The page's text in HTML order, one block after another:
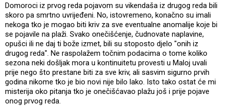
Domoroci iz prvog reda pojavom su vikendaša iz drugog reda bili
skoro pa smrtno uvrijeđeni. No, istovremeno, konačno su imali
nekoga tko je mogao biti kriv za sve eventualne anomalije koje bi
se pojavile na plaži. Svako onečišćenje, čudnovate naplavine,
opušci ili ne daj ti bože izmet, bili su stoposto djelo "onih iz
drugog reda". Ne raspolažem točnim podacima o tome koliko
sezona neki došljak mora u kontinuitetu provesti u Maloj uvali
prije nego što prestane biti za sve kriv, ali sasvim sigurno prvih
godina nikome tko je bio novi nije bilo lako. Isto tako ostat će mi
misterija oko pitanja tko je onečišćavao plažu još i prije pojave
onog prvog reda.